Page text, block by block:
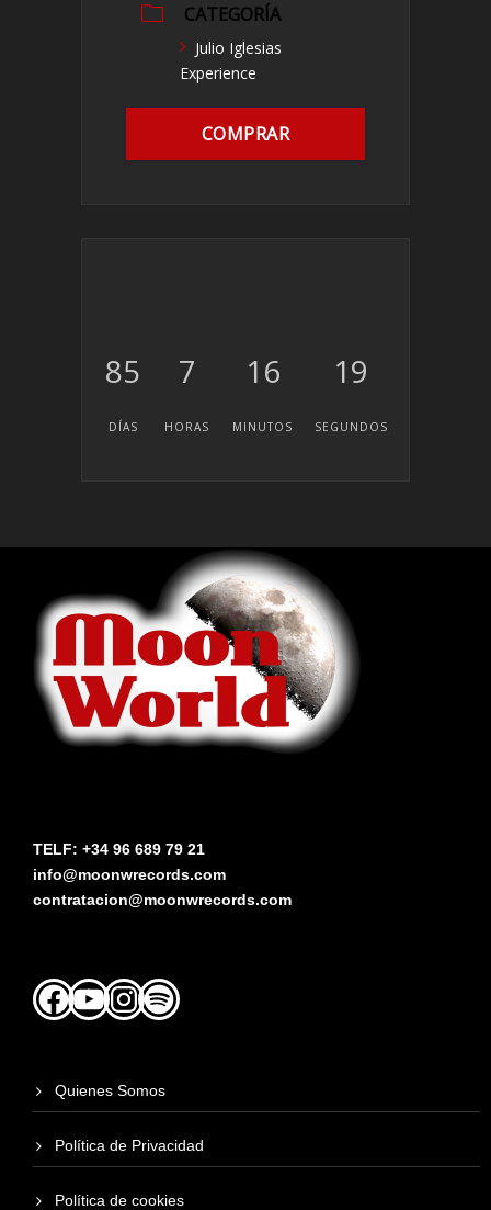
CATEGORÍA
Julio Iglesias
Experience
COMPRAR
85
DÍAS
7
HORAS
16
MINUTOS
19
SEGUNDOS
TELF: +34 96 689 79 21
info@moonwrecords.com
contratacion@moonwrecords.com
Facebook
YouTubeInstagram
Spotify
Quienes Somos
Política de Privacidad
Política de cookies